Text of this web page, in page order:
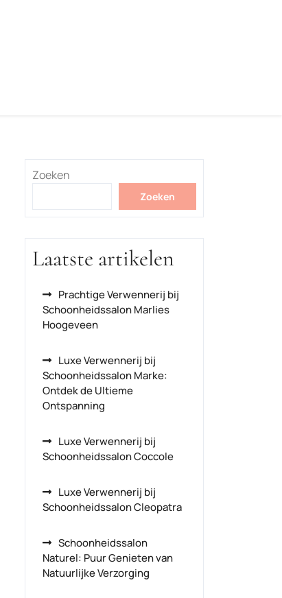
Zoeken
Zoeken
Laatste artikelen
Prachtige Verwennerij bij
Schoonheidssalon Marlies
Hoogeveen
Luxe Verwennerij bij
Schoonheidssalon Marke:
Ontdek de Ultieme
Ontspanning
Luxe Verwennerij bij
Schoonheidssalon Coccole
Luxe Verwennerij bij
Schoonheidssalon Cleopatra
Schoonheidssalon
Naturel: Puur Genieten van
Natuurlijke Verzorging